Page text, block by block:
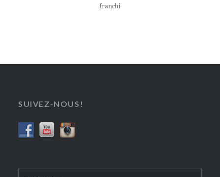
franchi
SUIVEZ-NOUS!